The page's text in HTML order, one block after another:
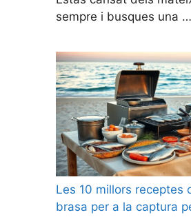
sempre i busques una …
Les 10 millors receptes
brasa per a la captura